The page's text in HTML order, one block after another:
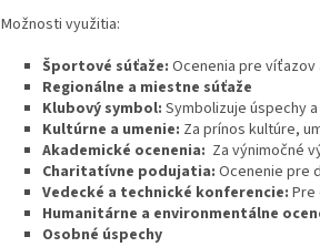
Možnosti využitia:
Športové súťaže: Ocenenia pre
Regionálne a miestne súťaže
Klubový symbol: Symbolizuje úspechy
Kultúrne a umenie: Za prínos kultúre,
Akademické ocenenia: Za výnimočné
Charitatívne podujatia: Ocenenie pre
Vedecké a technické konferencie: Pre
Humanitárne a environmentálne
Osobné úspechy